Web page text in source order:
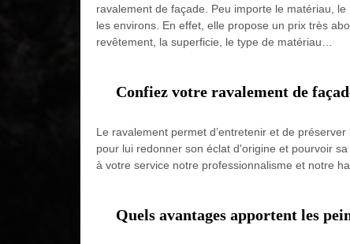
ravalement de façade. Peu importe le matériau,
les environs. En effet, elle propose un prix très
revêtement, la superficie, le type de matériau…
Confiez votre ravalement de
Le ravalement permet d’entretenir et de
pour lui redonner son éclat d'origine et pourvoir
à votre service notre professionnalisme et notre
Quels avantages apportent les